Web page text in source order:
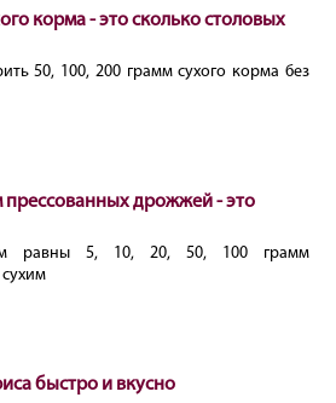
корма - это сколько столовых
50, 100, 200 грамм сухого корма без
прессованных дрожжей - это
равны 5, 10, 20, 50, 100 грамм
быстро и вкусно